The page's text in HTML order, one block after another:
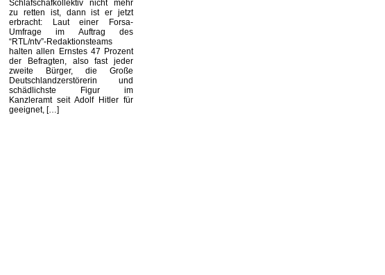
Schlafschafkollektiv nicht mehr
zu retten ist, dann ist er jetzt
erbracht: Laut einer Forsa-
Umfrage im Auftrag des
“RTL/ntv”-Redaktionsteams
halten allen Ernstes 47 Prozent
der Befragten, also fast jeder
zweite Bürger, die Große
Deutschlandzerstörerin und
schädlichste Figur im
Kanzleramt seit Adolf Hitler für
geeignet, […]